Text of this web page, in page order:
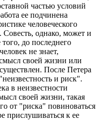
частью условий
ее подчинена
человеческого
однако, может и
того, до последнего
не знает,
своей жизни или
После Петера
и риск".
в неизвестности
своей жизни, такая
от "риска" повиноваться
прислушиваться к ее